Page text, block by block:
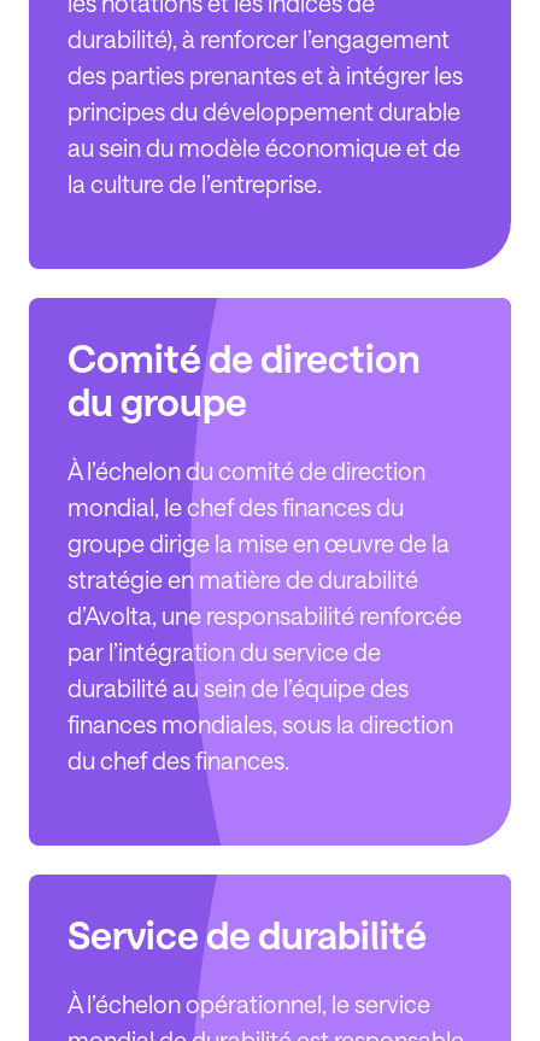
durabilité), à renforcer l’engagement
des parties prenantes et à intégrer les
principes du développement durable
au sein du modèle économique et de
la culture de l’entreprise.
Comité de direction
du groupe
À l’échelon du comité de direction
mondial, le chef des finances du
groupe dirige la mise en œuvre de la
stratégie en matière de durabilité
d’Avolta, une responsabilité renforcée
par l’intégration du service de
durabilité au sein de l’équipe des
finances mondiales, sous la direction
du chef des finances.
Service de durabilité
À l’échelon opérationnel, le service